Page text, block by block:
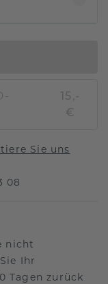
15,-
€
Sie uns
08
nicht
Ihr
Tagen zurück